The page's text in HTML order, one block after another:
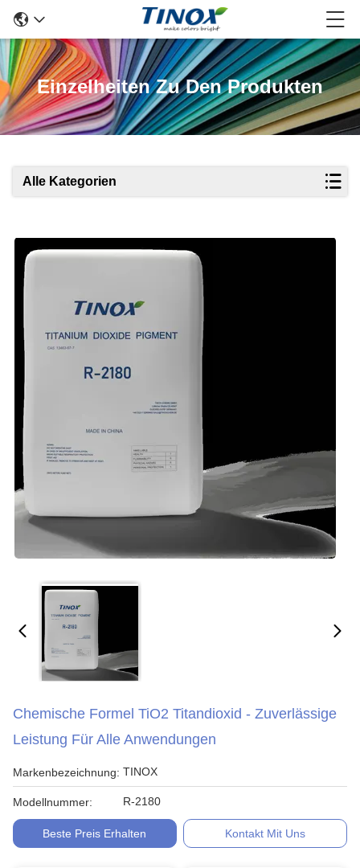
Einzelheiten Zu Den Produkten
Alle Kategorien
Chemische Formel TiO2 Titandioxid - Zuverlässige
Leistung Für Alle Anwendungen
Markenbezeichnung: TINOX
Modellnummer: R-2180
Beste Preis Erhalten Kontakt Mit Uns